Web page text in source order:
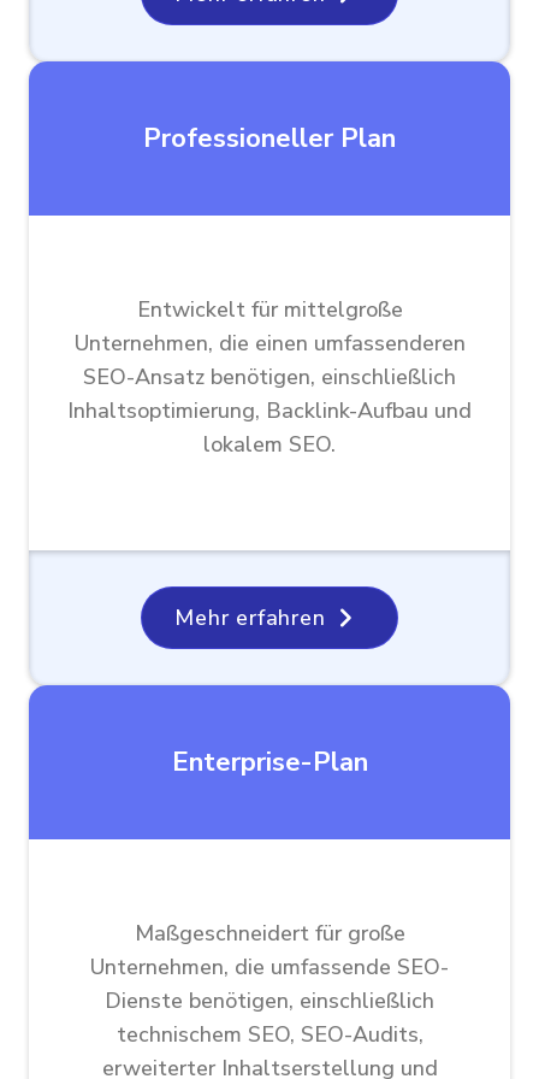
Professioneller Plan
Entwickelt für mittelgroße
Unternehmen, die einen umfassenderen
SEO-Ansatz benötigen, einschließlich
Inhaltsoptimierung, Backlink-Aufbau und
lokalem SEO.
Mehr erfahren
Enterprise-Plan
Maßgeschneidert für große
Unternehmen, die umfassende SEO-
Dienste benötigen, einschließlich
technischem SEO, SEO-Audits,
erweiterter Inhaltserstellung und